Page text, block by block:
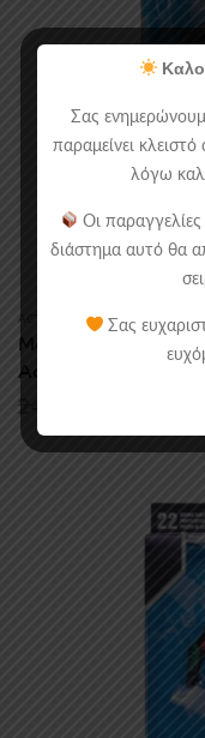
ACTION FIGURES,ΠΡΟΣΦΟΡΈΣ
Mcfarlane Toys DC
Action Figure
24.90
price
24.90€.
Σας
παραμείνει
λόγω
Οι
διάστημα αυτό θα
Σας